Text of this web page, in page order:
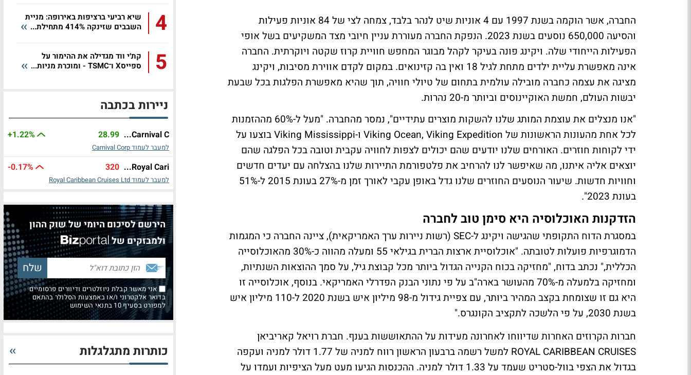
החברה, אשר הוקמה בשנת 1997 עם 4 אוניות שיט לנהר בלבד, צמחה לצי של 84 אוניות פעילות
והסיעה 650,000 נוסעים בשנת 2023. הנפקת החברה מעוררת עניין חיובי מצד המשקיעים בשל אופי
הפעילות הייחודי שלה. ויקינג פונה בעיקר לקהל מבוגר המחפש חוויית קרוז שקטה ויוקרתית. החברה
אינה מאפשרת עליית ילדים מתחת לגיל 18 ואין בה קזינואים. במקום לקדם אווירת מסיבות, ויקינג
מציגה את עצמה כחברה מובילה עולמית בתחום של טיולי חוויה, תוך שהיא מאפשרת הפלגות בכל שבעת
יבשות העולם, חמשת האוקיינוסים וביותר מ-20 נהרות.
"אנו מנצלים את עוצמת המותג שלנו להשקות מוצרים עתידיים", נמסר מהחברה. "מעל ל-60% מההזמנות
לכל אחת מהעונות הראשונות של Viking Ocean, Viking Expedition ו-Viking Mississippi בוצעו על
ידי לקוחות חוזרים. האורחים שלנו יודעים שהם יכולים לצפות לחוויה עקבית וטובה בכל הפלגה שהם
יוצאים אליה איתנו, מה שאיפשר לנו להרחיב את פלטפורמת התיירות שלנו בהצלחה עם יעדים חדשים
וחוויות חדשות. שיעור הנוסעים החוזרים שלנו גדל באופן עקבי לאורך זמן מ-27% בעונת 2015 ל-51%
בעונת 2023".
הזדקנות האוכלוסיה היא סימן טוב לחברה
במסגרת הדוח התקופתי שהגישה ויקינג ל-SEC (רשות ניירות ערך האמריקאית), ציינה החברה כי המגמות
הדמוגרפיות פועלות לטובתה. "אוכלוסיית ארצות הברית בגילאי 55 ומעלה מהווה כ-30% מהאוכלוסייה
הכללית," נכתב בדוח, "מחזיקה בכוח הקנייה הגדול ביותר מכל קבוצת גיל, על סמך ההוצאות השנתיות,
ומחזיקה בלמעלה מ-70% מהעושר בארה"ב על פי נתוני הבנק הפדרלי האמריקאי. בנוסף, אוכלוסייה זו
היא גם זו שצומחת בקצב המהיר ביותר, עם צפיית גידול מ-98 מיליון איש בשנת 2020 ל-110 מיליון איש
בשנת 2030, על פי הלשכה לתקציב הקונגרס."
חברות הקרוזים האחרות שדיווחו לאחרונה מעידות על ההתאוששות בענף. חברת רויאל קאריביאן
ROYAL CARIBBEAN CRUISES למשל רשמה ברבעון הראשון רווח למניה של 1.77 דולר למניה ועקפה
בגדול את הצפי בוול-סטריט שעמד על 1.33 דולר למניה. ההכנסות הגיעו מעט מעל הציפיות ועמדו על
4
שיא רביעי ברציפות באירופה: מניית
השבבים שזינקה 414% מתחילת...
5
קת׳י ווד מגדילה את ההימור על
ספייסX ו־TSMC - ומוכרת מניות...
ניירות בכתבה
Carnival C...
28.99
+1.22%
למעבר לעמוד Carnival Corp
Royal Cari...
320
-0.17%
למעבר לעמוד Royal Caribbean Cruises Ltd
הירשם לסיכום היומי של שוק ההון
ולמבזקים של
אני מאשר קבלת ניוזלטרים ודיוורים פרסומיים
בדואר אלקטרוני ו/או באמצעות הסלולר בהתאם
למפורט בסעיף 10 בתנאי השימוש
כותרות מתגלגלות